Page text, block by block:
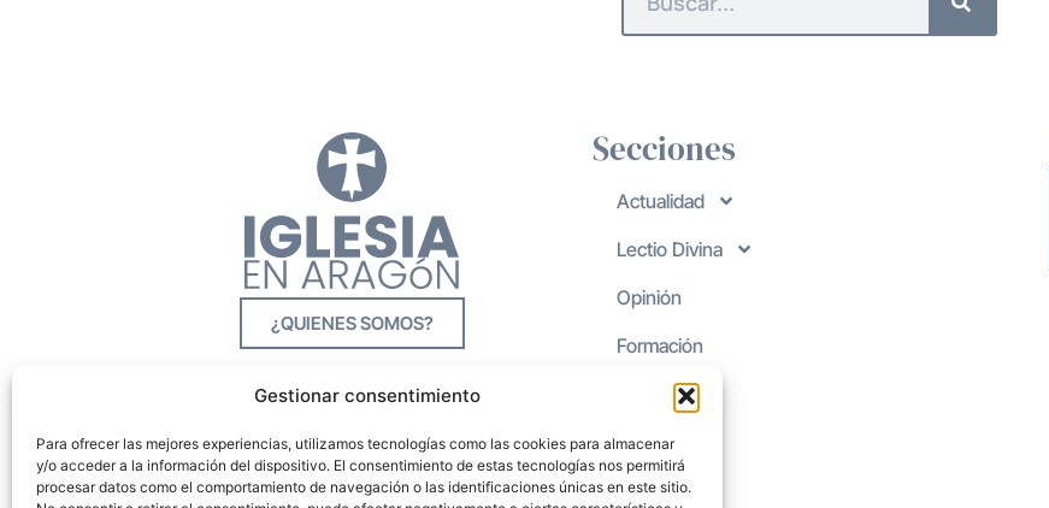
Gestionar consentimiento
Para ofrecer las mejores experiencias, utilizamos tecnologías como las cookies para almacenar
y/o acceder a la información del dispositivo. El consentimiento de estas tecnologías nos permitirá
procesar datos como el comportamiento de navegación o las identificaciones únicas en este sitio.
¿QUIENES SOMOS?
Secciones
Actualidad
Lectio Divina
Opinión
Formación